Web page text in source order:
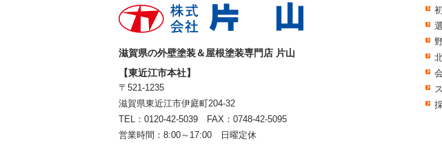
滋賀県の外壁塗装＆屋根塗装専門店 片山
【東近江市本社】
〒521-1235
滋賀県東近江市伊庭町204-32
TEL：0120-42-5039 FAX：0748-42-5095
営業時間：8:00～17:00 日曜定休